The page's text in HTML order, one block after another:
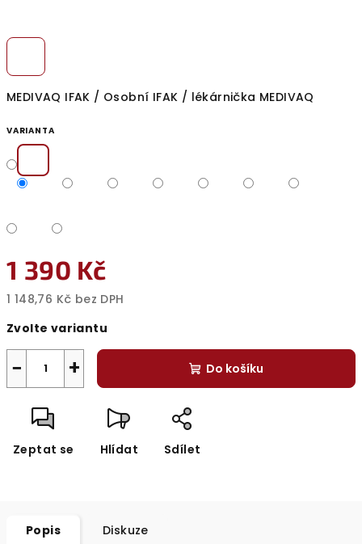
MEDIVAQ IFAK / Osobní IFAK / lékárnička MEDIVAQ
VARIANTA
1 390 Kč
1 148,76 Kč bez DPH
cena:
Zvolte variantu
+
− Do košíku
Zeptat se Hlídat Sdílet
Popis Diskuze